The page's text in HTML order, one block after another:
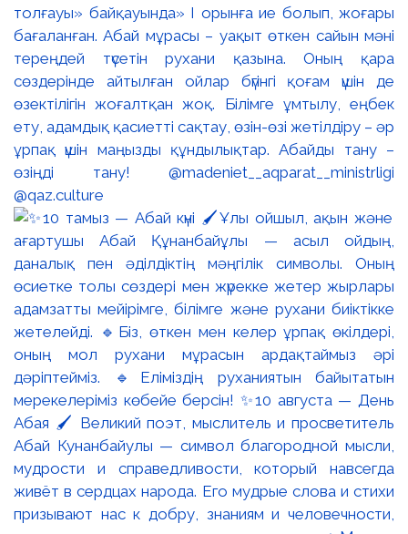
толғауы» байқауында» І орынға ие болып, жоғары
бағаланған. Абай мұрасы – уақыт өткен сайын мәні
тереңдей түсетін рухани қазына. Оның қара
сөздерінде айтылған ойлар бүгінгі қоғам үшін де
өзектілігін жоғалтқан жоқ. Білімге ұмтылу, еңбек
ету, адамдық қасиетті сақтау, өзін-өзі жетілдіру – әр
ұрпақ үшін маңызды құндылықтар. Абайды тану –
өзіңді тану! @madeniet__aqparat__ministrligi
@qaz.culture